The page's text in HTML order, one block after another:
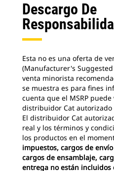
Descargo De
Esta no es una oferta de
(Manufacturer's
venta minorista
se muestra es para fines
cuenta que el MSRP
distribuidor Cat
El distribuidor Cat
real y los términos y
los productos en el
impuestos, cargos de
cargos de ensamblaje,
entrega no están incluidos